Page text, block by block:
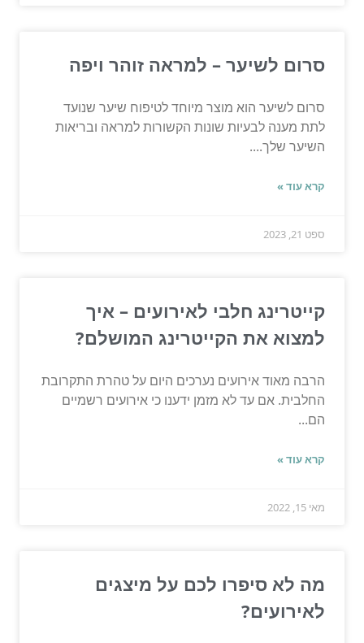
סרום לשיער – למראה זוהר ויפה
סרום לשיער הוא מוצר מיוחד לטיפוח שיער שנועד
לתת מענה לבעיות שונות הקשורות למראה ובריאות
השיער שלך....
קרא עוד »
ספט 21, 2023
קייטרינג חלבי לאירועים – איך
למצוא את הקייטרינג המושלם?
הרבה מאוד אירועים נערכים היום על טהרת התקרובת
החלבית. אם עד לא מזמן ידענו כי אירועים רשמיים
הם...
קרא עוד »
מאי 15, 2022
מה לא סיפרו לכם על מיצגים
לאירועים?